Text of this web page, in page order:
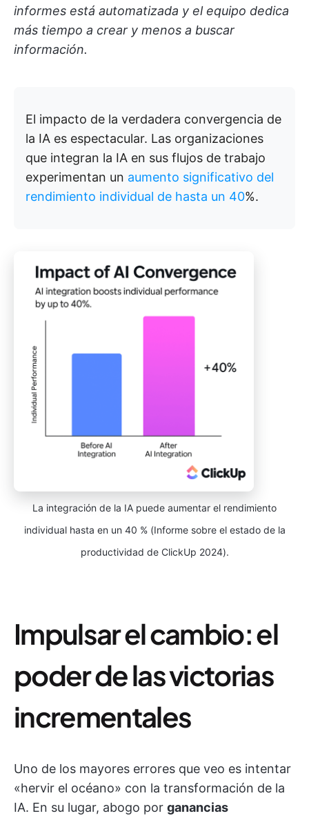
informes está automatizada y el equipo dedica
más tiempo a crear y menos a buscar
información.
El impacto de la verdadera convergencia de
la IA es espectacular. Las organizaciones
que integran la IA en sus flujos de trabajo
experimentan un aumento significativo del
rendimiento individual de hasta un 40%.
La integración de la IA puede aumentar el rendimiento
individual hasta en un 40 % (Informe sobre el estado de la
productividad de ClickUp 2024).
Impulsar el cambio: el
poder de las victorias
incrementales
Uno de los mayores errores que veo es intentar
«hervir el océano» con la transformación de la
IA. En su lugar, abogo por ganancias